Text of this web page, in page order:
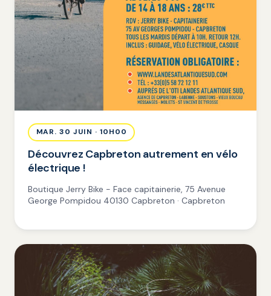
MAR. 30 JUIN · 10H00
Découvrez Capbreton autrement en vélo
électrique !
Boutique Jerry Bike - Face capitainerie, 75 Avenue
George Pompidou 40130 Capbreton · Capbreton